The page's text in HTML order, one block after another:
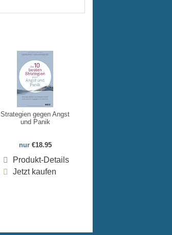
Strategien gegen Angst
und Panik
nur €18.95
Produkt-Details
Jetzt kaufen